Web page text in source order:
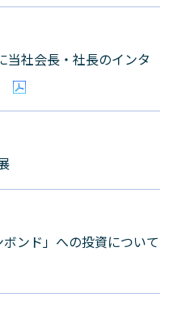
当社会長・社長のインタ
ンド」への投資について